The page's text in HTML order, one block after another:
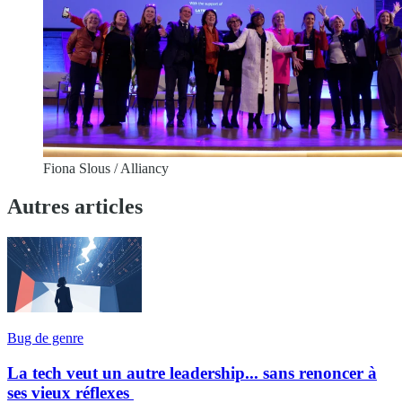
Fiona Slous / Alliancy
Autres articles
Bug de genre
La tech veut un autre leadership... sans renoncer à
ses vieux réflexes